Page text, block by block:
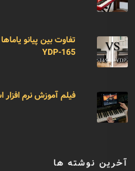
YDP-165
فیلم آموزش نرم
آخرین نوشته ها